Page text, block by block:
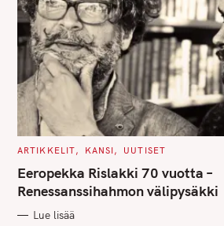
C
T
E
G
O
I
ARTIKKELIT KANSI UUTISET
Eeropekka Rislakki 70 vuotta –
Renessanssihahmon välipysäkki
Lue lisää